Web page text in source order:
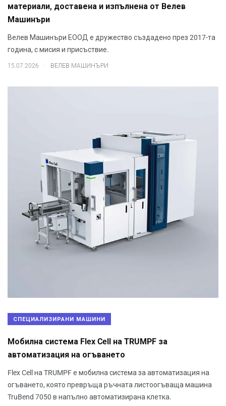
материали, доставена и изпълнена от Велев
Машинъри
Велев Машинъри ЕООД е дружество създадено през 2017-та
година, с мисия и присъствие.
15.07.2026 . ВЕЛЕВ МАШИНЪРИ
СПЕЦИАЛИЗИРАНИ МАШИНИ
Mобилна система Flex Cell на TRUMPF за
автоматизация на огъването
Flex Cell на TRUMPF е мобилна система за автоматизация на
огъването, която превръща ръчната листоогъваща машина
TruBend 7050 в напълно автоматизирана клетка.